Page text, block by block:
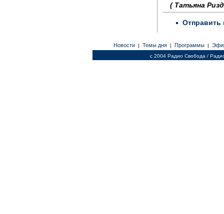
( Татьяна
Отправить
Новости | Темы дня | Программы |
c 2004 Радио Свобода /